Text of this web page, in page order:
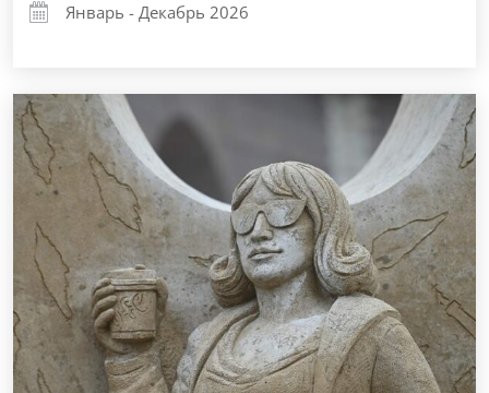
Январь - Декабрь 2026